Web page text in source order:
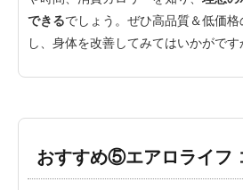
できるでしょう。ぜひ高品質＆低価
し、身体を改善してみてはいかがです
おすすめ⑤エアロライフ